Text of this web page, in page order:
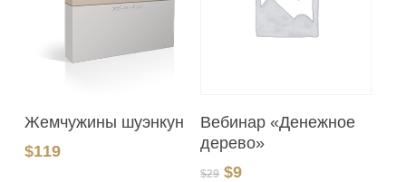
Жемчужины шуэнкун
$119
Вебинар «Денежное
дерево»
$29 Первоначальная
$9Текущая